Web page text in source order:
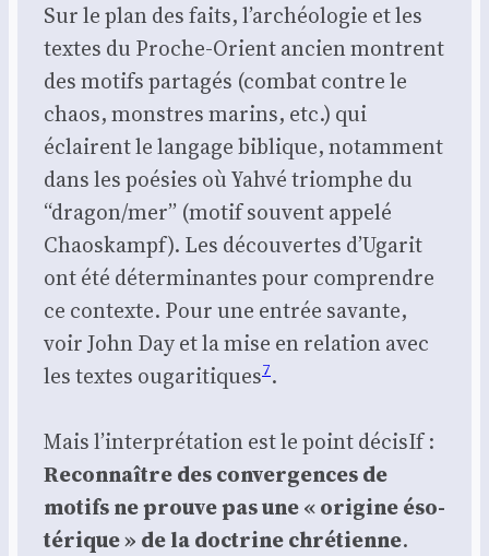
Sur le plan des faits, l’archéologie et les
textes du Proche-Orient ancien montrent
des motifs par­ta­gés (com­bat contre le
chaos, monstres marins, etc.) qui
éclairent le lan­gage biblique, notam­ment
dans les poé­sies où Yah­vé triomphe du
“dragon/mer” (motif sou­vent appe­lé
Chaos­kampf). Les décou­vertes d’Ugarit
ont été déter­mi­nantes pour com­prendre
ce contexte. Pour une entrée savante,
voir John Day et la mise en rela­tion avec
les textes ouga­ri­tiques7.
Mais l’interprétation est le point déci­sIf :
Recon­naître des conver­gences de
motifs ne prouve pas une « ori­gine éso­
té­rique » de la doc­trine chré­tienne.